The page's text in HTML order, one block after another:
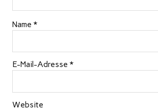
Name *
E-Mail-Adresse *
Website